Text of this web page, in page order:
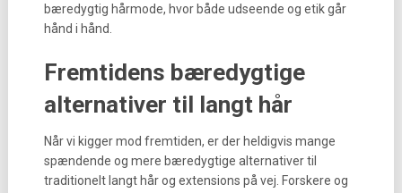
bæredygtig hårmode, hvor både udseende og etik går
hånd i hånd.
Fremtidens bæredygtige
alternativer til langt hår
Når vi kigger mod fremtiden, er der heldigvis mange
spændende og mere bæredygtige alternativer til
traditionelt langt hår og extensions på vej. Forskere og